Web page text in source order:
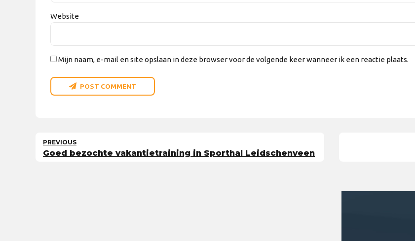
Website
Mijn naam, e-mail en site opslaan in deze browser voor de volgende keer wanneer ik een reactie plaats.
POST COMMENT
PREVIOUS
Goed bezochte vakantietraining in Sporthal Leidschenveen